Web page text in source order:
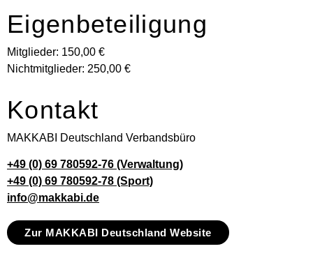
Eigenbeteiligung
Mitglieder: 150,00 €
Nichtmitglieder: 250,00 €
Kontakt
MAKKABI Deutschland Verbandsbüro
+49 (0) 69 780592-76 (Verwaltung)
+49 (0) 69 780592-78 (Sport)
info@makkabi.de
Zur MAKKABI Deutschland Website